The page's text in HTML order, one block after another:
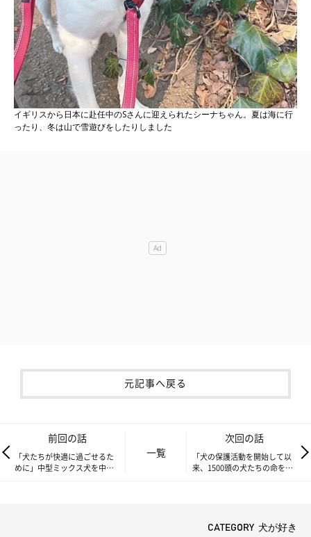
イギリスから日本に赴任中のSさんに迎えられたシーナちゃん。夏は海に行
ったり、冬は山で雪遊びをしたりしました
元記事へ戻る
前回の話
「犬たちが快適に過ごせるた
めに」中型ミックス犬を中心
一覧
次回の話
「犬の保護活動を開始して以
来、1500頭の犬たちの命を救
CATEGORY 犬が好き